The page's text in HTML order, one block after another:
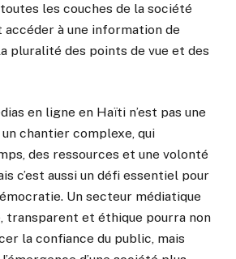
les couches de la société
accéder à une information de
pluralité des points de vue et des
en ligne en Haïti n’est pas une
un chantier complexe, qui
des ressources et une volonté
c’est aussi un défi essentiel pour
Un secteur médiatique
transparent et éthique pourra non
la confiance du public, mais